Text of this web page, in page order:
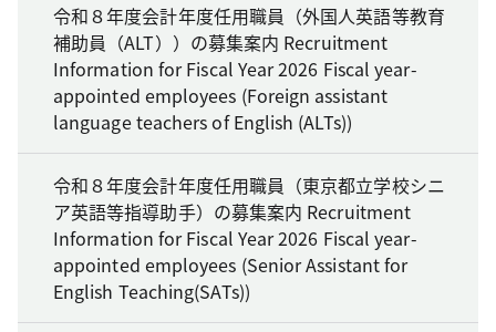
令和８年度会計年度任用職員（外国人英語等教育
補助員（ALT））の募集案内 Recruitment
Information for Fiscal Year 2026 Fiscal year-
appointed employees (Foreign assistant
language teachers of English (ALTs))
令和８年度会計年度任用職員（東京都立学校シニ
ア英語等指導助手）の募集案内 Recruitment
Information for Fiscal Year 2026 Fiscal year-
appointed employees (Senior Assistant for
English Teaching(SATs))